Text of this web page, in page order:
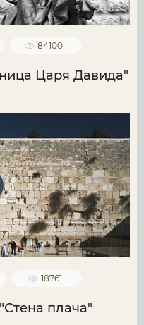
84100
Царя Давида"
18761
плача"